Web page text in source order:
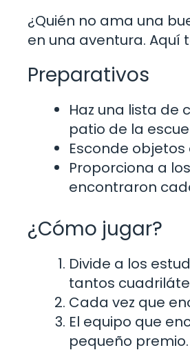
¿Quién no ama una
en una aventura. Aquí
Preparativos
Haz una lista de
patio de la
Esconde
Proporciona a
encontraron
¿Cómo jugar?
Divide a los
tantos
Cada vez que
El equipo que
pequeño premio.